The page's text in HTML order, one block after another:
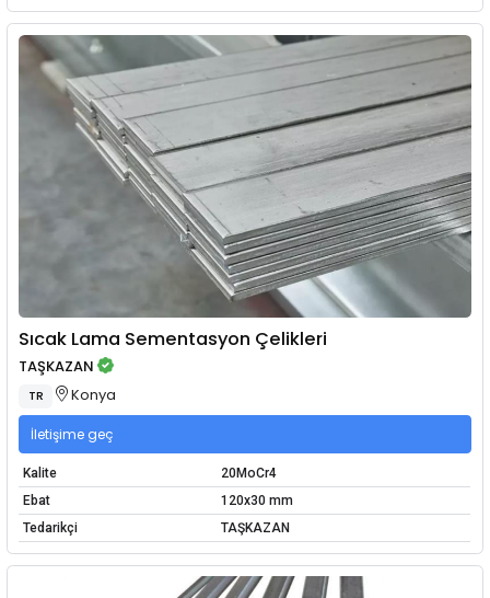
Sıcak Lama Sementasyon Çelikleri
TAŞKAZAN
TR Konya
İletişime geç
Kalite
20MoCr4
Ebat
120x30 mm
Tedarikçi
TAŞKAZAN